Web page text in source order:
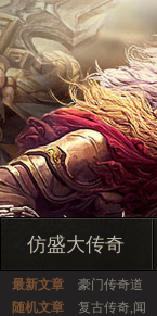
仿盛大传奇
最新文章 豪门传奇道
随机文章
复古传奇,闻